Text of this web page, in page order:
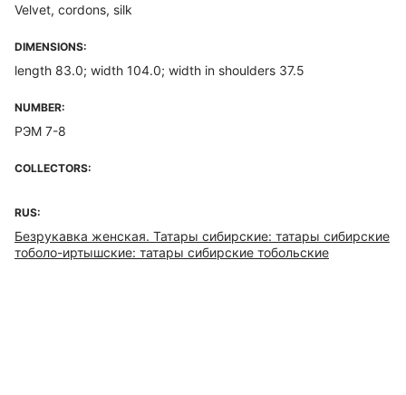
Velvet, cordons, silk
DIMENSIONS:
length 83.0; width 104.0; width in shoulders 37.5
NUMBER:
РЭМ 7-8
COLLECTORS:
RUS:
Безрукавка женская. Татары сибирские: татары сибирские
тоболо-иртышские: татары сибирские тобольские